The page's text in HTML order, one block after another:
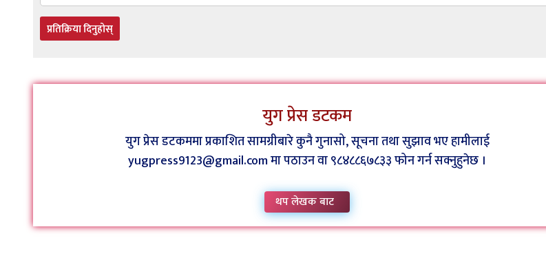
प्रतिक्रिया दिनुहोस्
युग प्रेस डटकम
युग प्रेस डटकममा प्रकाशित सामग्रीबारे कुनै गुनासो, सूचना तथा सुझाव भए हामीलाई
yugpress9123@gmail.com मा पठाउन वा ९८४८८६७८३३ फोन गर्न सक्नुहुनेछ ।
थप लेखक बाट